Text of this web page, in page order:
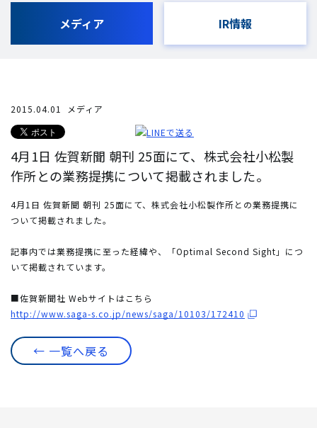
メディア IR情報
2015.04.01 メディア
4月1日 佐賀新聞 朝刊 25面にて、株式会社小松製
作所との業務提携について掲載されました。
4月1日 佐賀新聞 朝刊 25面にて、株式会社小松製作所との業務提携に
ついて掲載されました。
記事内では業務提携に至った経緯や、「Optimal Second Sight」につ
いて掲載されています。
■佐賀新聞社 Webサイトはこちら
http://www.saga-s.co.jp/news/saga/10103/172410
← 一覧へ戻る